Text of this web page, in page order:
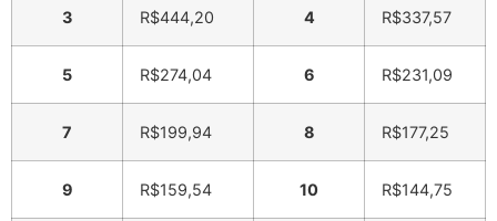
3 R$444,20 4 R$337,57
5 R$274,04 6 R$231,09
7 R$199,94 8 R$177,25
9 R$159,54 10 R$144,75